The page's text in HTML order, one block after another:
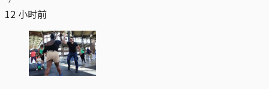
12 小时前